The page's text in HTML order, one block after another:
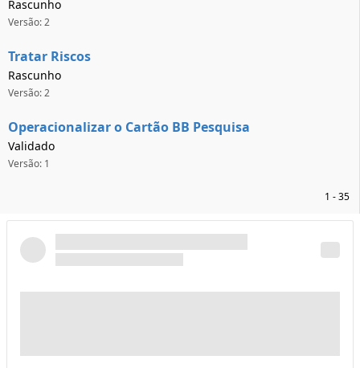
Rascunho
Versão: 2
Tratar Riscos
Rascunho
Versão: 2
Operacionalizar o Cartão BB Pesquisa
Validado
Versão: 1
1 - 35